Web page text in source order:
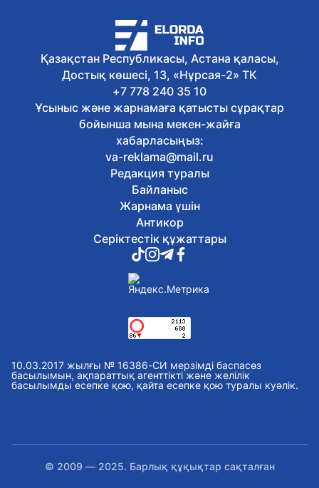
Қазақстан Республикасы, Астана қаласы,
Достық көшесі, 13, «Нұрсая-2» ТК
+7 778 240 35 10
Ұсыныс және жарнамаға қатысты сұрақтар
бойынша мына мекен-жайға
хабарласыңыз:
va-reklama@mail.ru
Редакция туралы
Байланыс
Жарнама үшін
Антикор
Серіктестік құжаттары
10.03.2017 жылғы № 16386-СИ мерзімді баспасөз
басылымын, ақпараттық агенттікті және желілік
басылымды есепке қою, қайта есепке қою туралы куәлік.
© 2009 — 2025. Барлық құқықтар сақталған